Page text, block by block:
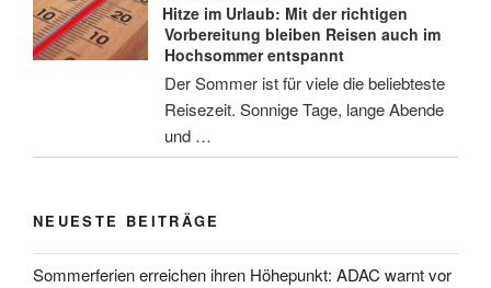
Hitze im Urlaub: Mit der richtigen
Vorbereitung bleiben Reisen auch im
Hochsommer entspannt
Der Sommer ist für viele die beliebteste
Reisezeit. Sonnige Tage, lange Abende
und …
NEUESTE BEITRÄGE
Sommerferien erreichen ihren Höhepunkt: ADAC warnt vor